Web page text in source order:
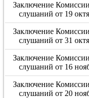
Заключение
слушаний от 19
Заключение
слушаний от 31
Заключение
слушаний от 16
Заключение
слушаний от 20